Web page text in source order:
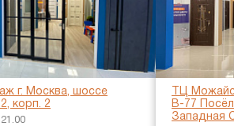
г. Москва, шоссе
корп. 2
ТЦ
В-77
Западная